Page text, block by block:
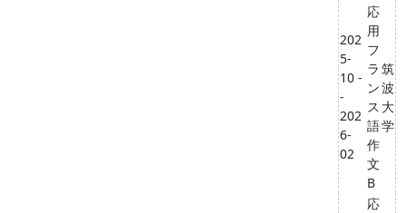
202
5-
10 -
-
202
6-
02
応
用
フ
ラ
ン
ス
語
作
文
B
筑
波
大
学
応